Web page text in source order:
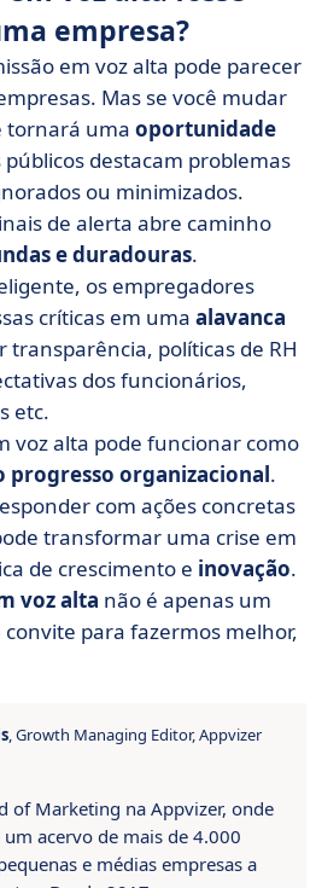
empresa?
em voz alta pode parecer
Mas se você mudar
tornará uma oportunidade
públicos destacam problemas
ou minimizados.
de alerta abre caminho
e duradouras.
os empregadores
críticas em uma alavanca
transparência, políticas de RH
dos funcionários,
etc.
voz alta pode funcionar como
progresso organizacional.
com ações concretas
transformar uma crise em
de crescimento e inovação.
voz alta não é apenas um
para fazermos melhor,
, Growth Managing Editor, Appvizer
of Marketing na Appvizer, onde
acervo de mais de 4.000
e médias empresas a